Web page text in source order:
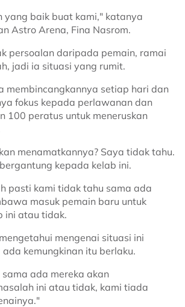
yang baik buat kami," katanya
Astro Arena, Fina Nasrom.
persoalan daripada pemain, ramai
jadi ia situasi yang rumit.
membincangkannya setiap hari dan
fokus kepada perlawanan dan
100 peratus untuk meneruskan
menamatkannya? Saya tidak tahu.
kepada kelab ini.
pasti kami tidak tahu sama ada
masuk pemain baru untuk
ini atau tidak.
mengenai situasi ini
kemungkinan itu berlaku.
ada mereka akan
ini atau tidak, kami tiada